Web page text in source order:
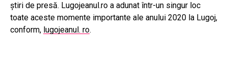
știri de presă. Lugojeanul.ro a adunat într-un singur loc
toate aceste momente importante ale anului 2020 la Lugoj,
conform, lugojeanul. ro.